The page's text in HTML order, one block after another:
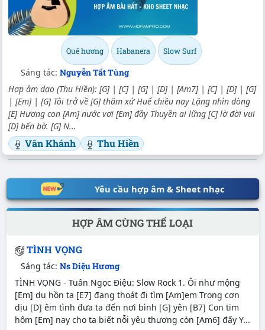
Quê hương Habanera Slow Surf
Sáng tác: Nguyễn Tất Tùng
Hợp âm dạo (Thu Hiền): [G] | [C] | [G] | [D] | [Am7] | [C] | [D] | [G]
| [Em] | [G] Tôi trở về [G] thăm xứ Huế chiều nay Lặng nhìn dòng
[E] Hương con [Am] nước vơi [Em] đầy Thuyền ai lững [C] lờ đời vui
[D] bến bờ. [G] N...
Vân Khánh Thu Hiền
Yêu cầu hợp âm & Sheet nhạc
HỢP ÂM CÙNG THỂ LOẠI
TÌNH VỌNG
Sáng tác: Ns Diệu Hương
TÌNH VỌNG - Tuấn Ngọc Điệu: Slow Rock 1. Ôi như mộng
[Em] du hồn ta [E7] đang thoát đi tìm [Am]em Trong cơn
dịu [D] êm tình đưa ta đến nơi bình [G] yên [B7] Con tim
hôm [Em] nay cho ta biết nỗi yêu thương còn [Am6] đấy Y...